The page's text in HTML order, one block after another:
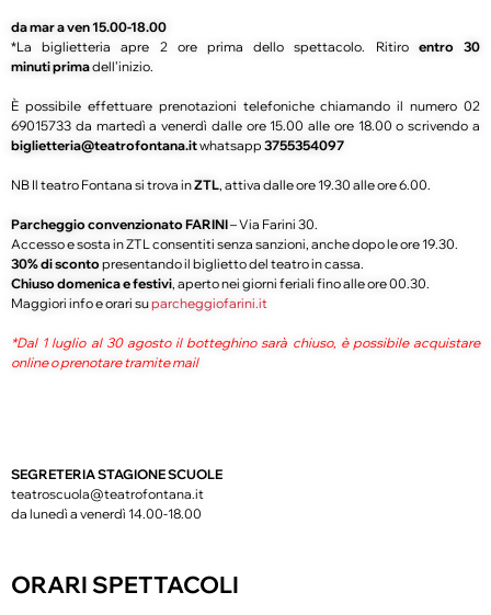
da mar a ven 15.00-18.00
*La biglietteria apre 2 ore prima dello spettacolo. Ritiro entro 30
minuti primadell’inizio.
È possibile effettuare prenotazioni telefoniche chiamando il numero 02
69015733 da martedì a venerdì dalle ore 15.00 alle ore 18.00 o scrivendo a
biglietteria@teatrofontana.itwhatsapp 3755354097
NB Il teatro Fontana si trova inZTL, attiva dalle ore 19.30 alle ore 6.00.
Parcheggio convenzionato FARINI– Via Farini 30.
Accesso e sosta in ZTL consentiti senza sanzioni, anche dopo le ore 19.30.
30% di scontopresentando il biglietto del teatro in cassa.
Chiuso domenica e festivi, aperto nei giorni feriali fino alle ore 00.30.
Maggiori info e orari suparcheggiofarini.it
*Dal 1 luglio al 30 agosto il botteghino sarà chiuso, è possibile acquistare
online o prenotare tramite mail
SEGRETERIA STAGIONE SCUOLE
teatroscuola@teatrofontana.it
da lunedì a venerdì 14.00-18.00
ORARI SPETTACOLI